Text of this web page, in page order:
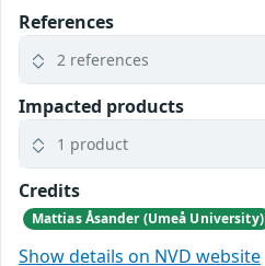
References
2 references
Impacted products
1 product
Credits
Mattias Åsander (Umeå University)
Show details on NVD website